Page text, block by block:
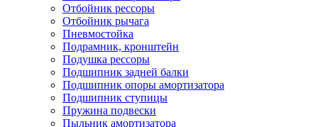
Отбойник рессоры
Отбойник рычага
Пневмостойка
Подрамник, кронштейн
Подушка рессоры
Подшипник задней балки
Подшипник опоры амортизатора
Подшипник ступицы
Пружина подвески
Пыльник амортизатора